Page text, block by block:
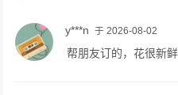
y***n 于 2026-08-02
帮朋友订的，花很新